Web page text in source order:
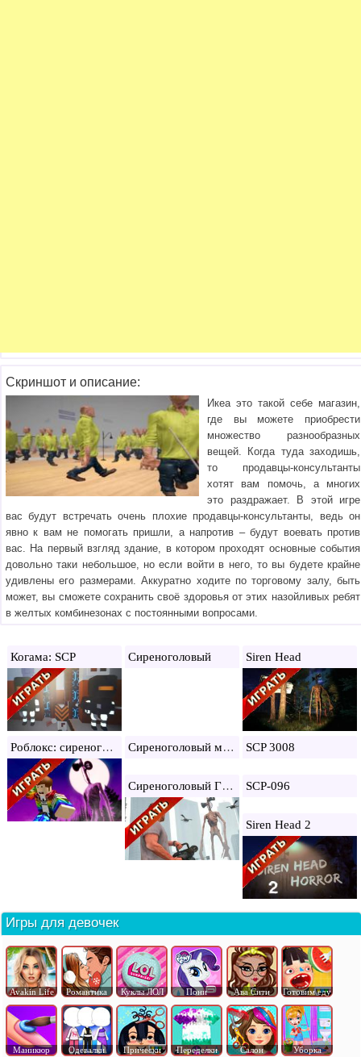
Скриншот и описание:
Икеа это такой себе магазин,
где вы можете приобрести
множество разнообразных
вещей. Когда туда заходишь,
то продавцы-консультанты
хотят вам помочь, а многих
это раздражает. В этой игре
вас будут встречать очень плохие продавцы-консультанты, ведь он
явно к вам не помогать пришли, а напротив – будут воевать против
вас. На первый взгляд здание, в котором проходят основные события
довольно таки небольшое, но если войти в него, то вы будете крайне
удивлены его размерами. Аккуратно ходите по торговому залу, быть
может, вы сможете сохранить своё здоровья от этих назойливых ребят
в желтых комбинезонах с постоянными вопросами.
Когама: SCP Сиреноголовый Siren Head
Роблокс: сиреноголовый Сиреноголовый майнкрафт SCP 3008
Сиреноголовый ГТА 5 SCP-096
Siren Head 2
Игры для девочек
Avakin Life Романтика Куклы ЛОЛ Пони Ава Сити Готовим еду
Маникюр Одевалки Прически Переделки Салон Уборка